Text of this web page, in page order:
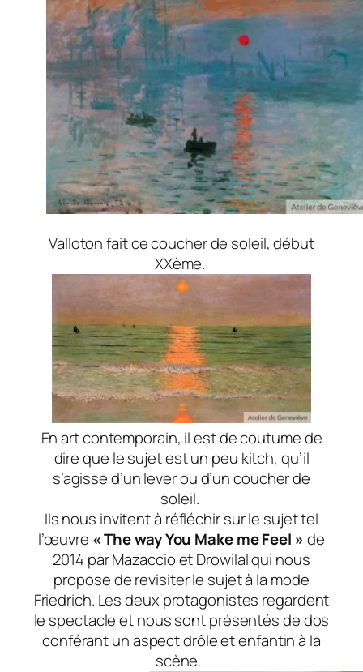
Valloton fait ce coucher de soleil, début
XXème.
En art contemporain, il est de coutume de
dire que le sujet est un peu kitch, qu’il
s’agisse d’un lever ou d’un coucher de
soleil.
Ils nous invitent à réfléchir sur le sujet tel
l’œuvre « The way You Make me Feel » de
2014 par Mazaccio et Drowilal qui nous
propose de revisiter le sujet à la mode
Friedrich. Les deux protagonistes regardent
le spectacle et nous sont présentés de dos
conférant un aspect drôle et enfantin à la
scène.